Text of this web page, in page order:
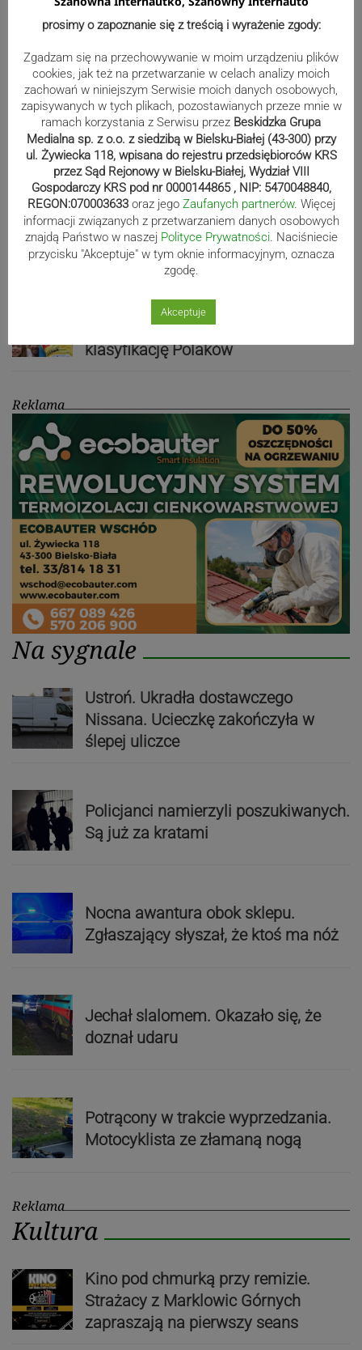
punkty. Liderzy mistrzostw
80-lecie Soły Kobiernice. Będzie się
działo! SZCZEGÓŁOWY PROGRAM
Kaniów stolicą europejskiego kajak
polo. Kilkadziesiąt drużyn z całej
Europy rywalizowało przez trzy dni
Nakamura z dubletem w Wiśle.
Dyskwalifikacja Waszka zmieniła
klasyfikację Polaków
Reklama
Na sygnale
Ustroń. Ukradła dostawczego
Nissana. Ucieczkę zakończyła w
ślepej uliczce
Policjanci namierzyli poszukiwanych.
Są już za kratami
Nocna awantura obok sklepu.
Zgłaszający słyszał, że ktoś ma nóż
Jechał slalomem. Okazało się, że
doznał udaru
Potrącony w trakcie wyprzedzania.
Motocyklista ze złamaną nogą
Reklama
Kultura
Kino pod chmurką przy remizie.
Strażacy z Marklowic Górnych
zapraszają na pierwszy seans
prosimy o zapoznanie się z treścią i wyrażenie zgody:
Zgadzam się na przechowywanie w moim urządzeniu plików
cookies, jak też na przetwarzanie w celach analizy moich
zachowań w niniejszym Serwisie moich danych osobowych,
zapisywanych w tych plikach, pozostawianych przeze mnie w
ramach korzystania z Serwisu przez Beskidzka Grupa
Medialna sp. z o.o. z siedzibą w Bielsku-Białej (43-300) przy
ul. Żywiecka 118, wpisana do rejestru przedsiębiorców KRS
przez Sąd Rejonowy w Bielsku-Białej, Wydział VIII
Gospodarczy KRS pod nr 0000144865 , NIP: 5470048840,
REGON:070003633 oraz jego Zaufanych partnerów. Więcej
informacji związanych z przetwarzaniem danych osobowych
znajdą Państwo w naszej Polityce Prywatności. Naciśniecie
przycisku "Akceptuje" w tym oknie informacyjnym, oznacza
zgodę.
Akceptuje